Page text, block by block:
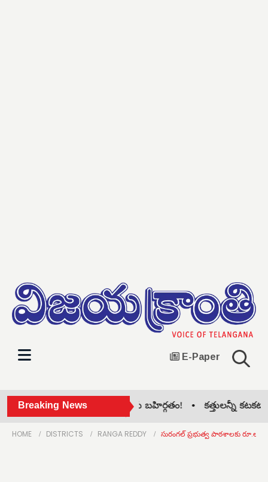
E-Paper
Breaking News
జిల్లా కాంగ్రెస్‌లో గ్రూప్ పోరు బహిర్గతం! • కత్తులన్నీ
HOME DISTRICTS RANGA REDDY సురంగల్ ప్రభుత్వ పాఠశాలకు రూ.లక్ష